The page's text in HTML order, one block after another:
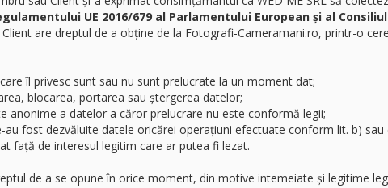
UE 2016/679 al Parlamentului European și al
are dreptul de a obține de la Fotografi-Cameramani.ro, printr-o
îl privesc sunt sau nu sunt prelucrate la un moment dat;
blocarea, portarea sau ștergerea datelor;
anonime a datelor a căror prelucrare nu este conformă legii;
fost dezvăluite datele oricărei operațiuni efectuate conform lit. b)
față de interesul legitim care ar putea fi lezat.
de a se opune în orice moment, din motive intemeiate și legitime